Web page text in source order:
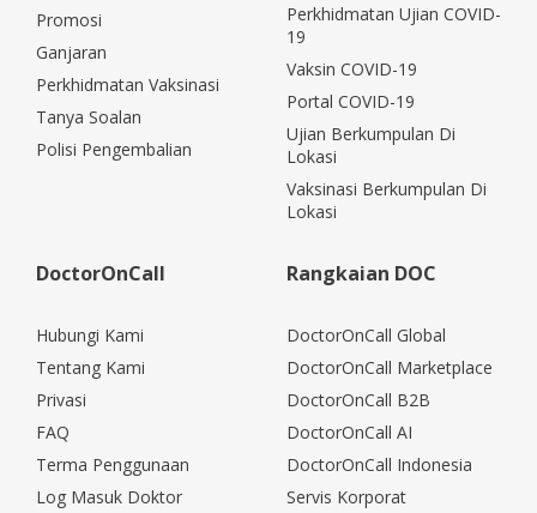
Promosi
Ganjaran
Perkhidmatan Vaksinasi
Tanya Soalan
Polisi Pengembalian
Perkhidmatan Ujian COVID-
19
Vaksin COVID-19
Portal COVID-19
Ujian Berkumpulan Di
Lokasi
Vaksinasi Berkumpulan Di
Lokasi
DoctorOnCall
Hubungi Kami
Tentang Kami
Privasi
FAQ
Terma Penggunaan
Log Masuk Doktor
Rangkaian DOC
DoctorOnCall Global
DoctorOnCall Marketplace
DoctorOnCall B2B
DoctorOnCall AI
DoctorOnCall Indonesia
Servis Korporat